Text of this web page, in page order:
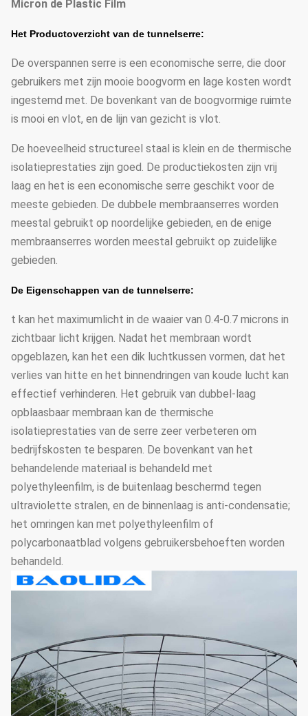
Micron de Plastic Film
Het Productoverzicht van de tunnelserre:
De overspannen serre is een economische serre, die door
gebruikers met zijn mooie boogvorm en lage kosten wordt
ingestemd met. De bovenkant van de boogvormige ruimte
is mooi en vlot, en de lijn van gezicht is vlot.
De hoeveelheid structureel staal is klein en de thermische
isolatieprestaties zijn goed. De productiekosten zijn vrij
laag en het is een economische serre geschikt voor de
meeste gebieden. De dubbele membraanserres worden
meestal gebruikt op noordelijke gebieden, en de enige
membraanserres worden meestal gebruikt op zuidelijke
gebieden.
De Eigenschappen van de tunnelserre:
t kan het maximumlicht in de waaier van 0.4-0.7 microns in
zichtbaar licht krijgen. Nadat het membraan wordt
opgeblazen, kan het een dik luchtkussen vormen, dat het
verlies van hitte en het binnendringen van koude lucht kan
effectief verhinderen. Het gebruik van dubbel-laag
opblaasbaar membraan kan de thermische
isolatieprestaties van de serre zeer verbeteren om
bedrijfskosten te besparen. De bovenkant van het
behandelende materiaal is behandeld met
polyethyleenfilm, is de buitenlaag beschermd tegen
ultraviolette stralen, en de binnenlaag is anti-condensatie;
het omringen kan met polyethyleenfilm of
polycarbonaatblad volgens gebruikersbehoeften worden
behandeld.